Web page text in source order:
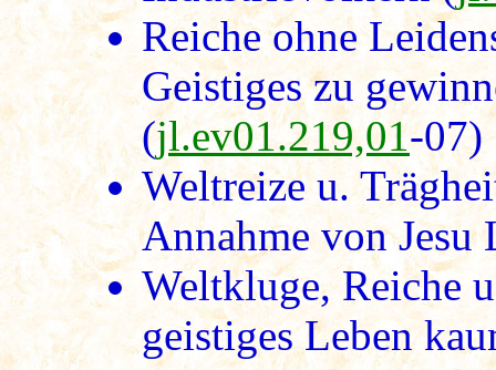
Reiche ohne
Geistiges zu
(jl.ev01.219,01-07)
Weltreize u.
Annahme von Jesu
Weltkluge, Reiche
geistiges Leben